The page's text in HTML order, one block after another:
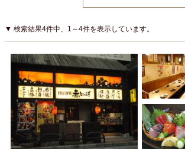
接待・会食
ちょい飲み
結婚式二次会
夜10時以降入店可
県産
貸切可
大部屋20名
カード可
厳選日本酒
3000円台コース
ピザ
アサヒスーパードライ
大部屋50名以上～
オリ
ハッピーアワー
アグー
▼ 検索結果4件中、1～4件を表示しています。